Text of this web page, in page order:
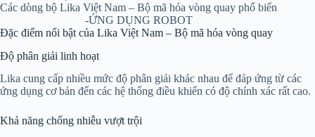
Các dòng bộ Lika Việt Nam – Bộ mã hóa vòng quay phổ biến
-ỨNG DỤNG ROBOT
Đặc điểm nổi bật của Lika Việt Nam – Bộ mã hóa vòng quay
Độ phân giải linh hoạt
Lika cung cấp nhiều mức độ phân giải khác nhau để đáp ứng từ các
ứng dụng cơ bản đến các hệ thống điều khiển có độ chính xác rất cao.
Khả năng chống nhiễu vượt trội